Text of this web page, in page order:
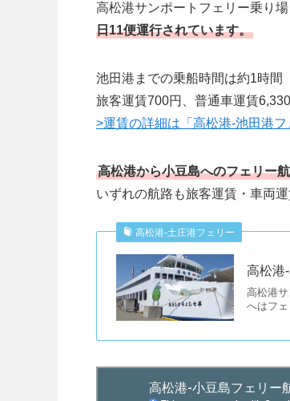
高松港サンポートフェリー乗り場
日11便運行されています。
池田港までの乗船時間は約1時間
旅客運賃700円、普通車運賃
>運賃の詳細は「高松港-池田港
高松港から小豆島へのフェリー
いずれの航路も旅客運賃・車両運
高松港-土庄港フェリー
高松港
高松港
へはフ